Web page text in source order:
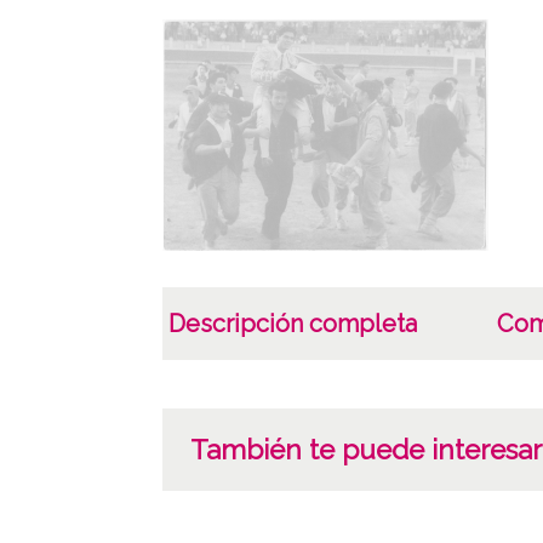
Descripción completa
También te puede interesar